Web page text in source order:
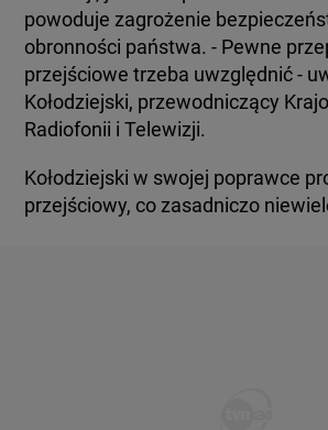
powoduje zagrożenie
obronności państwa. - Pewne
przejściowe trzeba uwzględnić -
Kołodziejski, przewodniczący
Radiofonii i Telewizji.
Kołodziejski w swojej poprawce
przejściowy, co zasadniczo